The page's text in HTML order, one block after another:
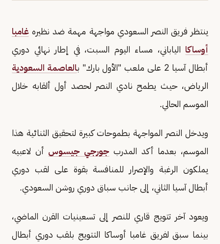
ينتظر فريق النصر السعودي مواجهة مهمة ضد نظيره غامبا
أوساكا الياباني، مساء اليوم السبت، في إطار نهائي دوري
أبطال آسيا 2 على ملعب "الأول بارك" ب
العاصمة السعودية
الرياض، حيث يطمح نادي النصر لحصد أول ألقابه خلال
الموسم الحالي.
ويدخل النصر المواجهة بطموحات كبيرة لتحقيق الثنائية هذا
الموسم، بعدما أكد المدرب جورجي جيسوس أن لاعبيه
يملكون الرغبة والإصرار للمنافسة بقوة على لقب دوري
أبطال آسيا الثاني، إلى جانب سباق دوري روشن السعودي.
ويعود آخر تتويج قاري للنصر إلى تسعينيات القرن الماضي،
بينما سبق لفريق غامبا أوساكا التتويج بلقب دوري أبطال